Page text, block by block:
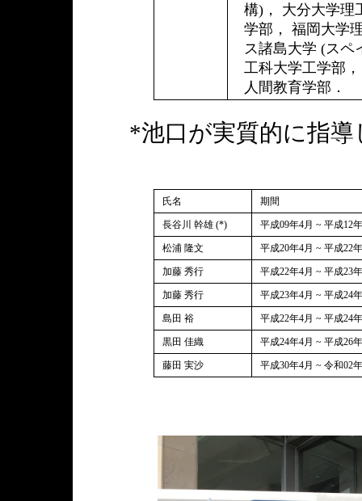
構)， 大分大学理
学部， 福岡大学
ス諸島大学 (スペ
工科大学工学部
人間教育学部．
*池口が実質的に指
氏名 期間
長谷川 幹雄 (*) 平成09年4月 ~ 平成12
松浦 隆文 平成20年4月 ~ 平成22
加藤 秀行 平成22年4月 ~ 平成23
加藤 秀行 平成23年4月 ~ 平成24
島田 裕 平成22年4月 ~ 平成24
黒田 佳織 平成24年4月 ~ 平成26
藤田 実沙 平成30年4月 ~ 令和02